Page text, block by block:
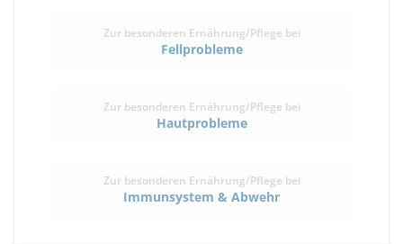
Zur besonderen Ernährung/Pflege bei
Fellprobleme
Zur besonderen Ernährung/Pflege bei
Hautprobleme
Zur besonderen Ernährung/Pflege bei
Immunsystem & Abwehr